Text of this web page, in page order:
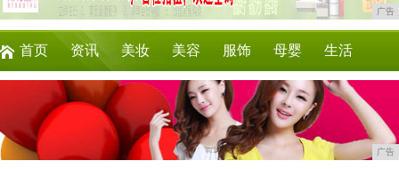
广告
首页 资讯 美妆 美容 服饰 母婴 生活
企业 游戏 商讯 消费 微商
广告